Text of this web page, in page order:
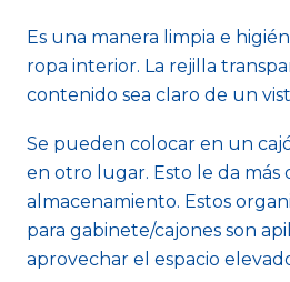
Es una manera limpia e
ropa interior. La rejilla
contenido sea claro de un
Se pueden colocar en un
en otro lugar. Esto le da más
almacenamiento. Estos
para gabinete/cajones son
aprovechar el espacio